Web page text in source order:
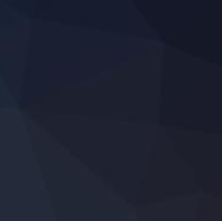
KM, pojedinačni